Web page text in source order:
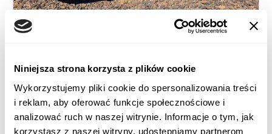
Niniejsza strona korzysta z plików cookie
Wykorzystujemy pliki cookie do spersonalizowania treści
i reklam, aby oferować funkcje społecznościowe i
analizować ruch w naszej witrynie. Informacje o tym, jak
korzystasz z naszej witryny, udostępniamy partnerom
2016 CHEVROLET IMPALA LIMITED POLICE
Na przednie koła
Benzyna
Nieznane
3,600 cm³
Automatic
2016